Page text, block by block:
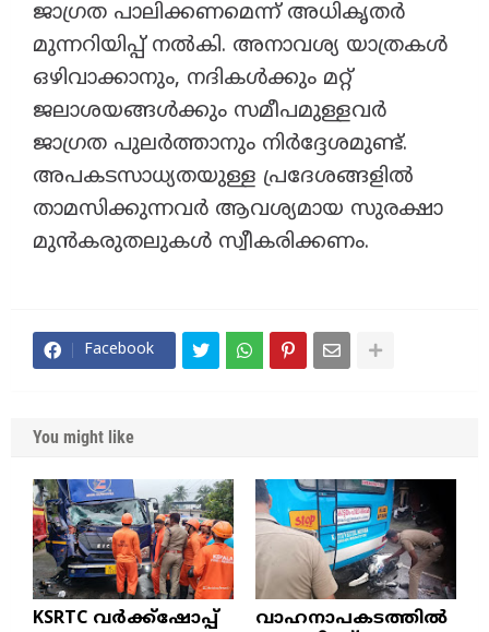
ജാഗ്രത പാലിക്കണമെന്ന് അധികൃതർ
മുന്നറിയിപ്പ് നൽകി. അനാവശ്യ യാത്രകൾ
ഒഴിവാക്കാനും, നദികൾക്കും മറ്റ്
ജലാശയങ്ങൾക്കും സമീപമുള്ളവർ
ജാഗ്രത പുലർത്താനും നിർദ്ദേശമുണ്ട്.
അപകടസാധ്യതയുള്ള പ്രദേശങ്ങളിൽ
താമസിക്കുന്നവർ ആവശ്യമായ സുരക്ഷാ
മുൻകരുതലുകൾ സ്വീകരിക്കണം.
Facebook
You might like
KSRTC വർക്ക്ഷോപ്പ്
വാഹനാപകടത്തിൽ